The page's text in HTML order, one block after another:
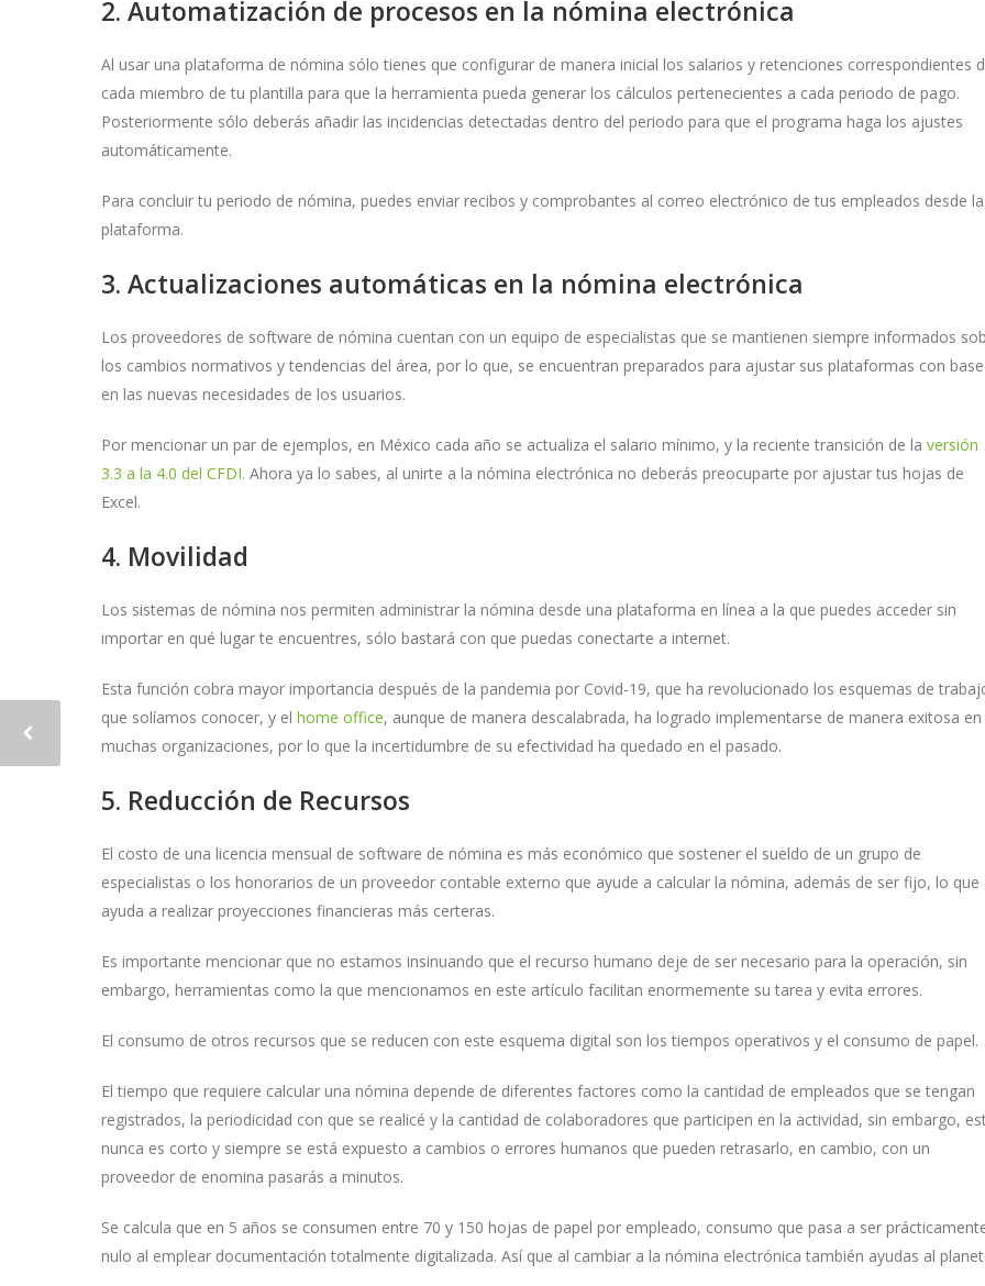
2. Automatización de procesos en la nómina electrónica
Al usar una plataforma de nómina sólo tienes que configurar de manera inicial los salarios y retenciones correspondientes
cada miembro de tu plantilla para que la herramienta pueda generar los cálculos pertenecientes a cada periodo de pago.
Posteriormente sólo deberás añadir las incidencias detectadas dentro del periodo para que el programa haga los ajustes
automáticamente.
Para concluir tu periodo de nómina, puedes enviar recibos y comprobantes al correo electrónico de tus empleados desde la
plataforma.
3. Actualizaciones automáticas en la nómina electrónica
Los proveedores de software de nómina cuentan con un equipo de especialistas que se mantienen siempre informados
los cambios normativos y tendencias del área, por lo que, se encuentran preparados para ajustar sus plataformas con base
en las nuevas necesidades de los usuarios.
Por mencionar un par de ejemplos, en México cada año se actualiza el salario mínimo, y la reciente transición de la versión
3.3 a la 4.0 del CFDI. Ahora ya lo sabes, al unirte a la nómina electrónica no deberás preocuparte por ajustar tus hojas de
Excel.
4. Movilidad
Los sistemas de nómina nos permiten administrar la nómina desde una plataforma en línea a la que puedes acceder sin
importar en qué lugar te encuentres, sólo bastará con que puedas conectarte a internet.
Esta función cobra mayor importancia después de la pandemia por Covid-19, que ha revolucionado los esquemas de
que solíamos conocer, y el home office, aunque de manera descalabrada, ha logrado implementarse de manera exitosa en
muchas organizaciones, por lo que la incertidumbre de su efectividad ha quedado en el pasado.
5. Reducción de Recursos
El costo de una licencia mensual de software de nómina es más económico que sostener el sueldo de un grupo de
especialistas o los honorarios de un proveedor contable externo que ayude a calcular la nómina, además de ser fijo, lo que
ayuda a realizar proyecciones financieras más certeras.
Es importante mencionar que no estamos insinuando que el recurso humano deje de ser necesario para la operación, sin
embargo, herramientas como la que mencionamos en este artículo facilitan enormemente su tarea y evita errores.
El consumo de otros recursos que se reducen con este esquema digital son los tiempos operativos y el consumo de
El tiempo que requiere calcular una nómina depende de diferentes factores como la cantidad de empleados que se tengan
registrados, la periodicidad con que se realicé y la cantidad de colaboradores que participen en la actividad, sin embargo,
nunca es corto y siempre se está expuesto a cambios o errores humanos que pueden retrasarlo, en cambio, con un
proveedor de enomina pasarás a minutos.
Se calcula que en 5 años se consumen entre 70 y 150 hojas de papel por empleado, consumo que pasa a ser
nulo al emplear documentación totalmente digitalizada. Así que al cambiar a la nómina electrónica también ayudas al